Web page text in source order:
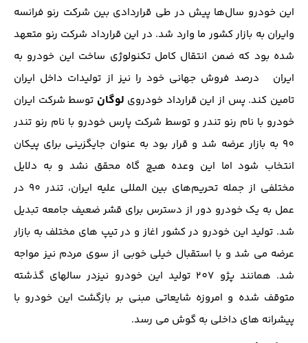
این خودرو سال‌ها پیش در طی قراردادی بین شرکت رنو فرانسه
وایران به بازار کشور ما وارد شد. در این قرارداد شرکت رنو متعهد
شده بود که ضمن انتقال کامل تکنولوژی ساخت این خودرو به
ایران
درصد فروش جهانی خود را نیز از تولیدات داخل ایران
تامین کند. پس از این قرارداد خودروی لوگان توسط شرکت ایران
خودرو با نام رنو تندر و توسط شرکت پارس خودرو با نام رنو تندر
90 به بازار عرضه شد و قرار بود به عنوان جایگزینی برای پیکان
انتخاب شود اما این وعده هیچ گاه محقق نشد و به دلایل
مختلفی از جمله تحریم‌های بین المللی علیه ایران، تندر 90 در
عمل به یک خودرو دور از دسترس برای قشر ضعیف جامعه تبدیل
شد. تولید این خودرو در کشور اغاز و در تیپ های مختلف به بازار
عرضه می شد و با استقبال خیلی خوبی از سوی مردم نیز مواجه
شد. همانند پژو 207 تولید این خودرو نیزدر سالهای گذشته
متوقف شده و امروزه شایعاتی مبنی بر بازگشت این خودرو با
پیشرانه های داخلی به گوش می رسد.